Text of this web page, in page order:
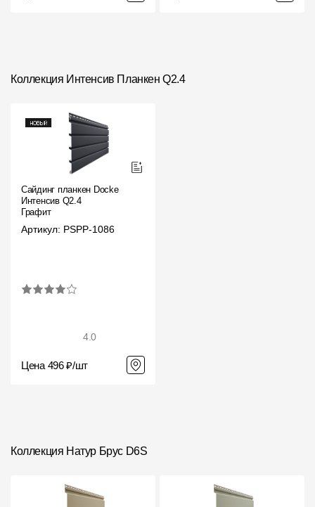
Коллекция Интенсив Планкен Q2.4
Сайдинг планкен Docke
Интенсив Q2.4
Графит
Артикул: PSPP-1086
4.0
Цена 496 ₽/шт
Коллекция Натур Брус D6S